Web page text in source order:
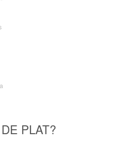
PLAT?